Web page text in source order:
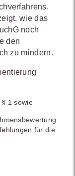
wie das
noch
den
zu mindern.
1 sowie
für die